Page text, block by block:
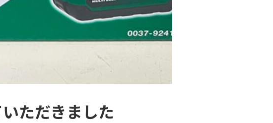
ただきました